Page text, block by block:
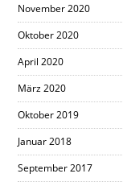
November 2020
Oktober 2020
April 2020
März 2020
Oktober 2019
Januar 2018
September 2017